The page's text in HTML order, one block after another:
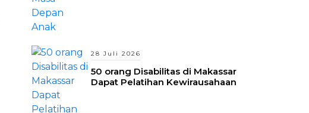
28 Juli 2026
50 orang Disabilitas di Makassar
Dapat Pelatihan Kewirausahaan